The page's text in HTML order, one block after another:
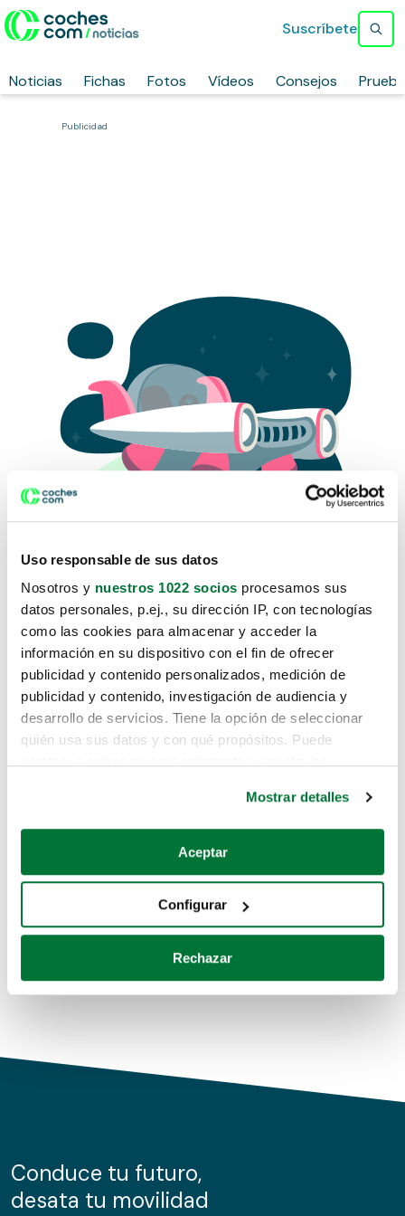
Uso responsable de sus datos
Nosotros y nuestros 1022 socios procesamos sus
datos personales, p.ej., su dirección IP, con tecnologías
como las cookies para almacenar y acceder la
información en su dispositivo con el fin de ofrecer
publicidad y contenido personalizados, medición de
publicidad y contenido, investigación de audiencia y
desarrollo de servicios. Tiene la opción de seleccionar
quién usa sus datos y con qué propósitos. Puede
Si lo permite, también quisiéramos:
Recopilar información sobre su ubicación geográfica
Identificar su dispositivo analizándolo activamente
para buscar características específicas (huellas
Obtenga más información sobre cómo se procesan sus
de cookies.
información sobre el uso que haga del sitio web con
nuestros partners de redes sociales, publicidad y análisis
Mostrar detalles
Aceptar
Configurar
Rechazar
Noticias Fichas Fotos Vídeos Consejos
Suscríbete
Publicidad
Lo sentimos, no sabemos como
te hemos traido hasta aquí.
Pero puedes encontrar el coche que estás
buscando en alguno de estos enlaces:
Coches de segunda mano
Coches de km0
Conduce tu futuro,
desata tu movilidad